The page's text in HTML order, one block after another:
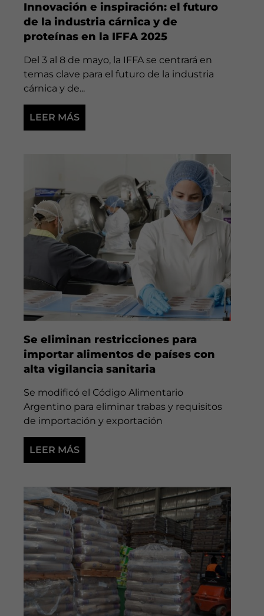
Innovación e inspiración: el futuro
de la industria cárnica y de
proteínas en la IFFA 2025
Del 3 al 8 de mayo, la IFFA se centrará en
temas clave para el futuro de la industria
cárnica y de...
LEER MÁS
Se eliminan restricciones para
importar alimentos de países con
alta vigilancia sanitaria
Se modificó el Código Alimentario
Argentino para eliminar trabas y requisitos
de importación y exportación
LEER MÁS